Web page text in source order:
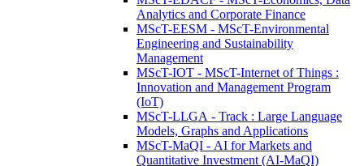
Analytics and Corporate Finance
MScT-EESM - MScT-Environmental
Engineering and Sustainability
Management
MScT-IOT - MScT-Internet of Things :
Innovation and Management Program
(IoT)
MScT-LLGA - Track : Large Language
Models, Graphs and Applications
MScT-MaQI - AI for Markets and
Quantitative Investment (AI-MaQI)